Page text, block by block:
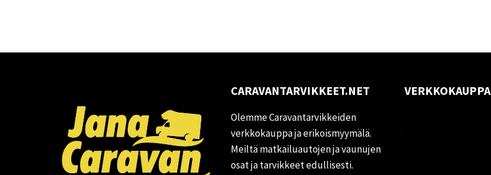
CARAVANTARVIKKEET.NET
Olemme Caravantarvikkeiden
verkkokauppa ja erikoismyymälä.
Meiltä matkailuautojen ja vaunujen
osat ja tarvikkeet edullisesti.
VERKKOKAUPPA